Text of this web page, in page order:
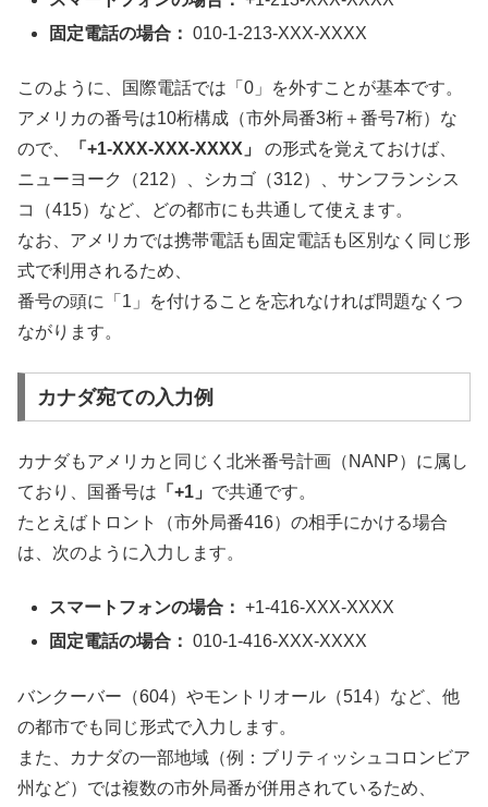
固定電話の場合： 010-1-213-XXX-XXXX
このように、国際電話では「0」を外すことが基本です。
アメリカの番号は10桁構成（市外局番3桁＋番号7桁）な
ので、
「+1-XXX-XXX-XXXX」
の形式を覚えておけば、
ニューヨーク（212）、シカゴ（312）、サンフランシス
コ（415）など、どの都市にも共通して使えます。
なお、アメリカでは携帯電話も固定電話も区別なく同じ形
式で利用されるため、
番号の頭に「1」を付けることを忘れなければ問題なくつ
ながります。
カナダ宛ての入力例
カナダもアメリカと同じく北米番号計画（NANP）に属し
ており、国番号は 「+1」 で共通です。
たとえばトロント（市外局番416）の相手にかける場合
は、次のように入力します。
スマートフォンの場合： +1-416-XXX-XXXX
固定電話の場合： 010-1-416-XXX-XXXX
バンクーバー（604）やモントリオール（514）など、他
の都市でも同じ形式で入力します。
また、カナダの一部地域（例：ブリティッシュコロンビア
州など）では複数の市外局番が併用されているため、